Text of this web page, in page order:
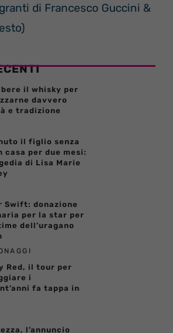
di Francesco Guccini &
bere il whisky per
davvero
e tradizione
il figlio senza
casa per due mesi:
di Lisa Marie
Swift: donazione
per la star per
dell’uragano
Red, il tour per
i
fa tappa in
l’annuncio